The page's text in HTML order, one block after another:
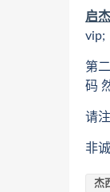
启
vip;
第
码
请
非
杰